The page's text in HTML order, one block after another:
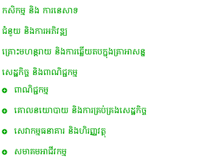
កសិកម្ម​ និង​ ការ​នេ​សាទ​
ជំនួយ និងការអភិវឌ្ឍ
គ្រោះមហន្តរាយ និងការឆ្លើយតបក្នុងគ្រាអាសន្ន
សេដ្ឋកិច្ច និងពាណិជ្ជកម្ម
ពាណិជ្ជកម្ម
គោលនយោបាយ និងការគ្រប់គ្រងសេដ្ឋកិច្ច
សេវាកម្មធនាគារ និងហិរញ្ញវត្ថុ
សមាគមអាជីវកម្ម